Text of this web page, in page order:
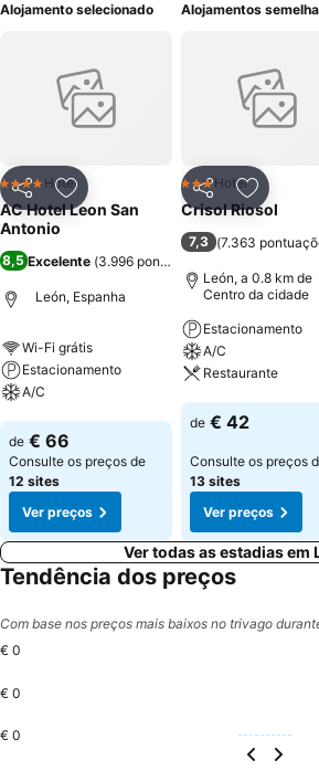
Alojamento selecionado
PartilharAdicionar aos favoritos
4 EstrelasHotel
AC Hotel Leon San
Antonio
8,5 Excelente (3.996 pontuações
León, Espanha
Wi-Fi grátis
Estacionamento
A/C
Ver preços
de € 66
Consulte os preços de
12 sites
Ver preços
Alojamentos
Partilhar
3 Estrelas
Hotel
Crisol Riosol
7,3 (7.363
León, a 0.8 km de
Centro da cidade
Estacionamento
A/C
Restaurante
Ver preços
de € 42
Consulte os preços
13 sites
Ver preços
Ver todas as estadias em
Tendência dos preços
Com base nos preços mais baixos no trivago
€ 0
€ 0
€ 0